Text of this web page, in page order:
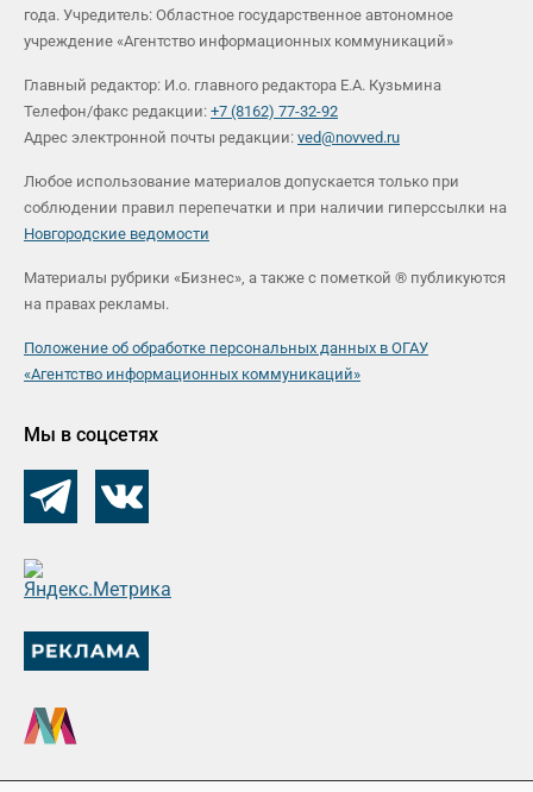
года. Учредитель: Областное государственное автономное
учреждение «Агентство информационных коммуникаций»
Главный редактор: И.о. главного редактора Е.А. Кузьмина
Телефон/факс редакции: +7 (8162) 77-32-92
Адрес электронной почты редакции: ved@novved.ru
Любое использование материалов допускается только при
соблюдении правил перепечатки и при наличии гиперссылки на
Новгородские ведомости
Материалы рубрики «Бизнес», а также с пометкой ® публикуются
на правах рекламы.
Положение об обработке персональных данных в ОГАУ
«Агентство информационных коммуникаций»
Мы в соцсетях